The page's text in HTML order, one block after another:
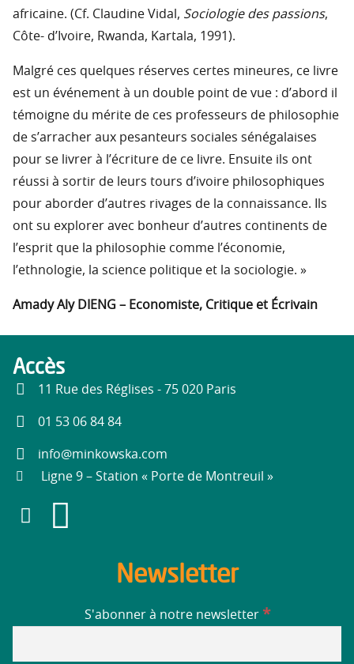
africaine. (Cf. Claudine Vidal, Sociologie des passions,
Côte- d’Ivoire, Rwanda, Kartala, 1991).
Malgré ces quelques réserves certes mineures, ce livre
est un événement à un double point de vue : d’abord il
témoigne du mérite de ces professeurs de philosophie
de s’arracher aux pesanteurs sociales sénégalaises
pour se livrer à l’écriture de ce livre. Ensuite ils ont
réussi à sortir de leurs tours d’ivoire philosophiques
pour aborder d’autres rivages de la connaissance. Ils
ont su explorer avec bonheur d’autres continents de
l’esprit que la philosophie comme l’économie,
l’ethnologie, la science politique et la sociologie. »
Amady Aly DIENG – Economiste, Critique et Écrivain
Accès
11 Rue des Réglises - 75 020 Paris
01 53 06 84 84
info@minkowska.com
Ligne 9 – Station « Porte de Montreuil »
Newsletter
S'abonner à notre newsletter *